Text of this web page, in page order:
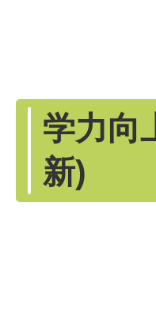
学力向
新)